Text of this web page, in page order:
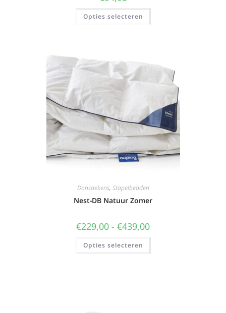
Opties selecteren
Donsdekens, Stapelbedden
Nest-DB Natuur Zomer
€229,00 - €439,00
Opties selecteren